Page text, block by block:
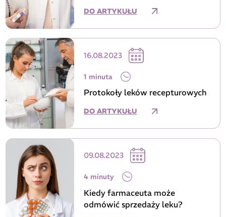
DO ARTYKUŁU
16.08.2023
1 minuta
Protokoły leków recepturowych
DO ARTYKUŁU
09.08.2023
4 minuty
Kiedy farmaceuta może
odmówić sprzedaży leku?